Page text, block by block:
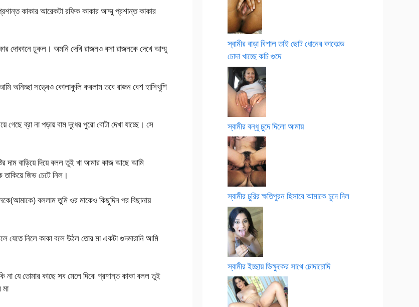
কাকার আরেকটা রফিক কাকার আম্মু প্রশান্ত কাকার
দোকানে ঢুকল। অমনি দেখি রাজনও বসা রাজনকে দেখে আম্মু
অনিচ্ছা সত্ত্বেও কোলাকুলি করলাম তবে রাজন বেশ হাসিখুশি
ব্রা না পড়ায় বাম দূধের পুরো বোটা দেখা যাচ্ছে। সে
দাম বাড়িয়ে দিয়ে বলল তুই খা আমার কাজ আছে আমি
জিভ চেটে নিল।
বললাম তুমি ওর মাকেও কিছুদিন পর বিছানায়
নিলে কাকা বলে উঠল তোর মা একটা গুদমারানি আমি
যে তোমার কাছে সব মেলে দিবে৷ প্রশান্ত কাকা বলল তুই
স্বামীর বাড়া বিশাল তাই ছোট ধোনের কাকোল্ড
চোদা খাচ্ছে কচি গুদে
স্বামীর বন্ধু চুদে দিলো আমায়
স্বামীর চুরির ক্ষতিপুরন হিসাবে আমাকে চুদে দিল
স্বামীর ইচ্ছায় ভিক্ষুকের সাথে চোদাচোদি